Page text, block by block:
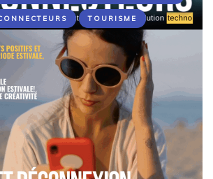
TOURISME